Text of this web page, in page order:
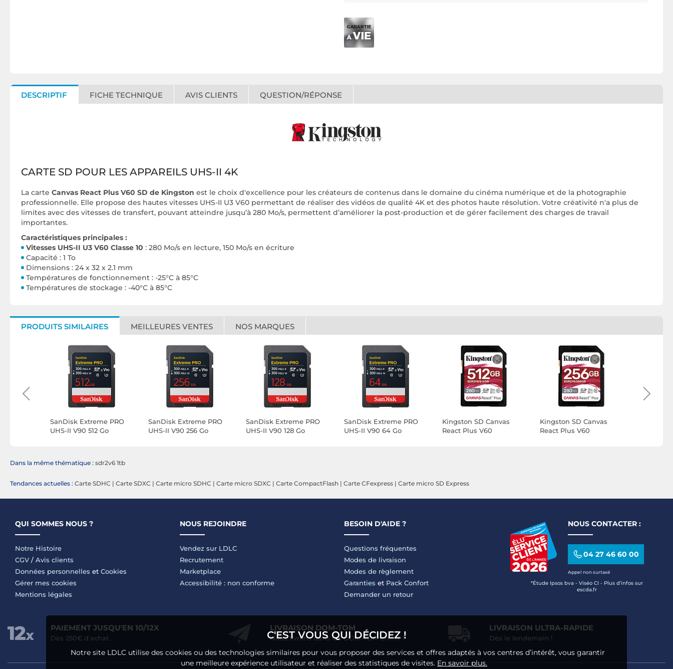
DESCRIPTIF FICHE TECHNIQUE AVIS CLIENTS QUESTION/RÉPONSE
CARTE SD POUR LES APPAREILS UHS-II 4K
La carte Canvas React Plus V60 SD de Kingston est le choix d'excellence pour les créateurs de contenus dans le domaine du cinéma numérique et de la photographie
professionnelle. Elle propose des hautes vitesses UHS-II U3 V60 permettant de réaliser des vidéos de qualité 4K et des photos haute résolution. Votre créativité n'a plus de
limites avec des vitesses de transfert, pouvant atteindre jusqu’à 280 Mo/s, permettent d’améliorer la post-production et de gérer facilement des charges de travail
importantes.
Caractéristiques principales :
Vitesses UHS-II U3 V60 Classe 10 : 280 Mo/s en lecture, 150 Mo/s en écriture
Capacité : 1 To
Dimensions : 24 x 32 x 2.1 mm
Températures de fonctionnement : -25°C à 85°C
Températures de stockage : -40°C à 85°C
PRODUITS SIMILAIRES MEILLEURES VENTES NOS MARQUES
SanDisk Extreme PRO
UHS-II V90 512 Go
SanDisk Extreme PRO
UHS-II V90 256 Go
SanDisk Extreme PRO
UHS-II V90 128 Go
SanDisk Extreme PRO
UHS-II V90 64 Go
Kingston SD Canvas
React Plus V60
Kingston SD Canvas
React Plus V60
Dans la même thématique : sdr2v6 1tb
Tendances actuelles : Carte SDHC | Carte SDXC | Carte micro SDHC | Carte micro SDXC | Carte CompactFlash | Carte CFexpress | Carte micro SD Express
QUI SOMMES NOUS ?
Notre Histoire
CGV / Avis clients
Données personnelles et Cookies
Gérer mes cookies
Mentions légales
NOUS REJOINDRE
Vendez sur LDLC
Recrutement
Marketplace
Accessibilité : non conforme
BESOIN D'AIDE ?
Questions fréquentes
Modes de livraison
Modes de règlement
Garanties et Pack Confort
Demander un retour
NOUS CONTACTER :
04 27 46 60 00
Appel non surtaxé
*Étude Ipsos bva - Viséo CI - Plus d’infos sur
escda.fr
PAIEMENT JUSQU'EN 10/12X
Dès 250€ d'achat.
LIVRAISON DOM-TOM
Nous livrons dans les DOM-TOM en HT !
LIVRAISON ULTRA-RAPIDE
Dès le lendemain !
C'EST VOUS QUI DÉCIDEZ !
Notre site LDLC utilise des cookies ou des technologies similaires pour vous proposer des services et offres adaptés à vos centres d’intérêt, vous garantir
une meilleure expérience utilisateur et réaliser des statistiques de visites. En savoir plus.